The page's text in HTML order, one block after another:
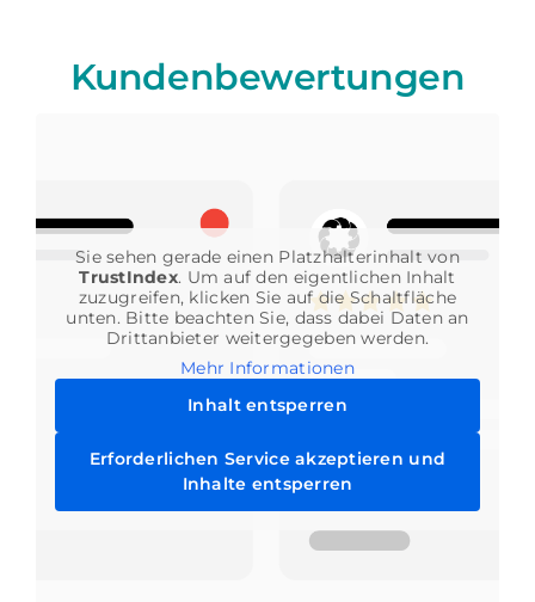
Kundenbewertungen
Sie sehen gerade einen Platzhalterinhalt von
TrustIndex. Um auf den eigentlichen Inhalt
zuzugreifen, klicken Sie auf die Schaltfläche
unten. Bitte beachten Sie, dass dabei Daten an
Drittanbieter weitergegeben werden.
Mehr Informationen
Inhalt entsperren
Erforderlichen Service akzeptieren und
Inhalte entsperren